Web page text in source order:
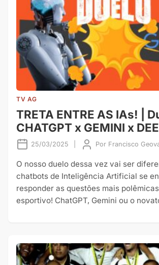
TV AG
TRETA ENTRE AS IAs! |
CHATGPT x GEMINI x
25/03/2025 Por Francisco
O nosso duelo dessa vez vai ser
chatbots de Inteligência Artificial se
responder as questões mais
esportivo! ChatGPT, Gemini ou o